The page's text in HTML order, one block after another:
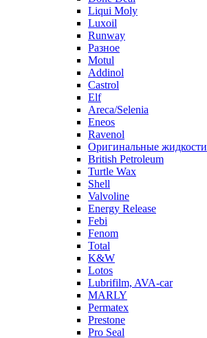
Liqui Moly
Luxoil
Runway
Разное
Motul
Addinol
Castrol
Elf
Areca/Selenia
Eneos
Ravenol
Оригинальные жидкости
British Petroleum
Turtle Wax
Shell
Valvoline
Energy Release
Febi
Fenom
Total
K&W
Lotos
Lubrifilm, AVA-car
MARLY
Permatex
Prestone
Pro Seal